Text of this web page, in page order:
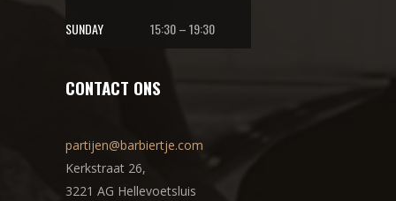
SUNDAY 15:30 – 19:30
CONTACT ONS
partijen@barbiertje.com
Kerkstraat 26,
3221 AG Hellevoetsluis